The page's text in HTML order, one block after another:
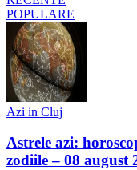
POPULARE
Azi in Cluj
Astrele azi:
zodiile – 08 august